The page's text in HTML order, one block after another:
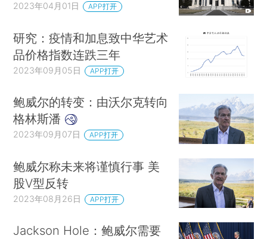
2023年04月01日 APP打开
研究：疫情和加息致中华艺术
品价格指数连跌三年
2023年09月05日 APP打开
鲍威尔的转变：由沃尔克转向
格林斯潘
2023年09月07日 APP打开
鲍威尔称未来将谨慎行事 美
股V型反转
2023年08月26日 APP打开
Jackson Hole：鲍威尔需要